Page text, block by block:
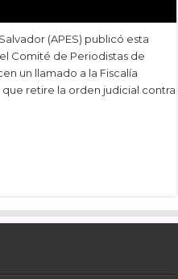
(APES) publicó esta
Comité de Periodistas de
un llamado a la Fiscalía
que retire la orden judicial contra